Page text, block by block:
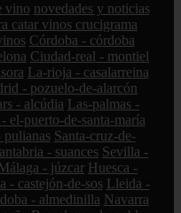
vino novedades y noticias
catar vinos crucigrama
Córdoba - córdoba
Ciudad-real - montiel
La-rioja - casalarreina
- pozuelo-de-alarcón
- alcúdia Las-palmas -
el-puerto-de-santa-maría
pulianas Santa-cruz-de-
- suances Sevilla -
- júzcar Huesca -
- castejón-de-sos Lleida -
- almedinilla Navarra